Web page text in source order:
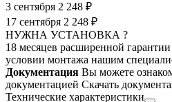
3 сентября 2 248 ₽
17 сентября 2 248 ₽
НУЖНА УСТАНОВКА ?
18 месяцев расширенной
условии монтажа нашим
Документация Вы можете
документацией Скачать
Технические характеристики